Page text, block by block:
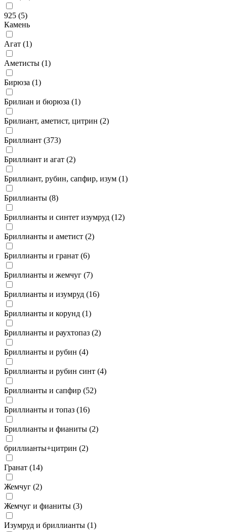
925 (5)
Камень
Агат (1)
Аметисты (1)
Бирюза (1)
Брилиан и бюрюза (1)
Брилиант, аметист, цитрин (2)
Бриллиант (373)
Бриллиант и агат (2)
Бриллиант, рубин, сапфир, изум (1)
Бриллианты (8)
Бриллианты и синтет изумруд (12)
Бриллианты и аметист (2)
Бриллианты и гранат (6)
Бриллианты и жемчуг (7)
Бриллианты и изумруд (16)
Бриллианты и корунд (1)
Бриллианты и раухтопаз (2)
Бриллианты и рубин (4)
Бриллианты и рубин синт (4)
Бриллианты и сапфир (52)
Бриллианты и топаз (16)
Бриллианты и фианиты (2)
бриллианты+цитрин (2)
Гранат (14)
Жемчуг (2)
Жемчуг и фианиты (3)
Изумруд и бриллианты (1)